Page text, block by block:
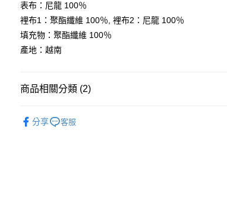
※ 請注意：結帳手續完成當下不需立刻繳費，但若您需要取消訂
絡購買商品的店家。未經商家同意取消之訂單仍視為有效，需透
先享後付繳納相關費用。
※ 交易是否成功請以「AFTEE先享後付 」之結帳頁面顯示為準
是否繳費成功／繳費後需取消欲退款等相關疑問，請聯繫「
１．透過由恩沛科技股份有限公司提供之「AFTEE先享後付」服
２．關於個人資料處理事宜，請瀏覽以下網址：
萊爾富取貨付款
付款後萊爾富取貨
7-11取貨付款
付款後7-11取貨
表布：尼龍 100％
裡布1：聚酯纖維 100％, 裡布2：尼龍 100％
填充物：聚酯纖維 100％
產地：越南
商品相關分類 (2)
分享 客服